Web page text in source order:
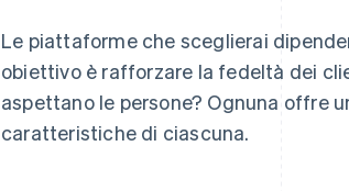
Le piattaforme che sceglierai
obiettivo è rafforzare la fedeltà dei
aspettano le persone? Ognuna offre
caratteristiche di ciascuna.